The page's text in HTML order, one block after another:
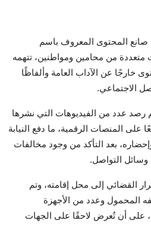
المحتوى المعروف باسم
متعددة من محامين ومواطنين، تتهمه
خارجًا عن الآداب العامة وألفاظًا
الاجتماعي.
عدد من الفيديوهات التي نشرها
على المنصات الرقمية، ما دفع النيابة
بعد التأكد من وجود مخالفات
وسائل التواصل.
القضائي إلى محل إقامته، وتم
المحمول وعدد من الأجهزة
على أن تُعرض لاحقًا على الجهات